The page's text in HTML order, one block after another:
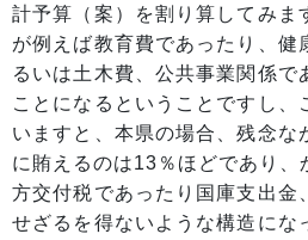
計予算（案）を割り算してみま
が例えば教育費であったり、健
るいは土木費、公共事業関係で
ことになるということですし、
いますと、本県の場合、残念な
に賄えるのは13％ほどであり、
方交付税であったり国庫支出金
せざるを得ないような構造にな